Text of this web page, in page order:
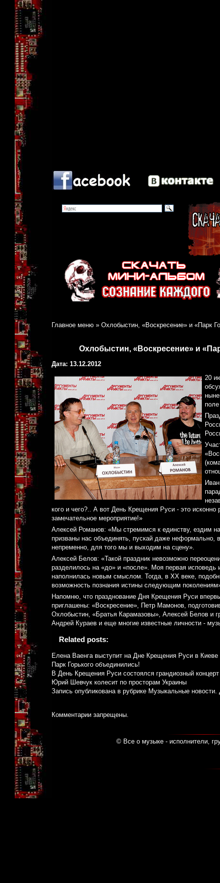
Главное меню » Охлобыстин, «Воскресение» и «Парк
Охлобыстин, «Воскресение» и
Дата: 13.12.2012
20
кого и чего?.. А вот День Крещения Руси - это
замечательное мероприятие!»
Алексей Романов: «Мы стремимся к единству, ездим
призваны нас объединять, пускай даже
непременно, для того мы и выходим на сцену».
Алексей Белов: «Такой праздник невозможно
разделилось на «до» и «после». Моя первая
наполнилась новым смыслом. Тогда, в ХХ веке,
возможность познания истины следующим
Напомню, что празднование Дня Крещения Руси
приглашены: «Воскресение», Петр Мамонов,
Охлобыстин, «Братья Карамазовы», Алексей Белов и
Андрей Кураев и еще многие известные личности -
Related posts:
Елена Ваенга выступит на Дне Крещения Руси в Киеве
Парк Горького объединились!
В День Крещения Руси состоялся грандиозный
Юрий Шевчук колесит по просторам Украины
Запись опубликована в рубрике Музыкальные новости.
Комментарии запрещены.
© Все о музыке - исполнители,